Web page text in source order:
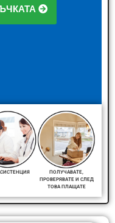
ПОЛУЧАВАТЕ,
ПРОВЕРЯВАТЕ И СЛЕД
ТОВА ПЛАЩАТЕ